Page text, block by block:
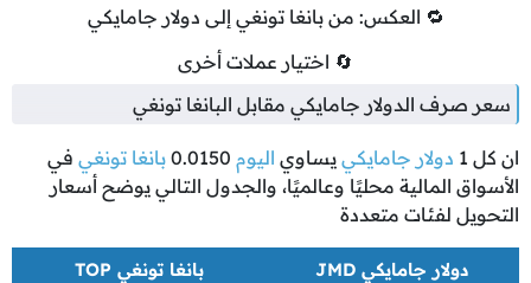
🔁 العكس: من بانغا تونغي إلى دولار جامايكي
🔄 اختيار عملات أخرى
سعر صرف الدولار جامايكي مقابل البانغا تونغي
ان كل 1 دولار جامايكي يساوي اليوم 0.0150 بانغا تونغي في
الأسواق المالية محليًا وعالميًا، والجدول التالي يوضح أسعار
التحويل لفئات متعددة
دولار جامايكي JMD بانغا تونغي TOP